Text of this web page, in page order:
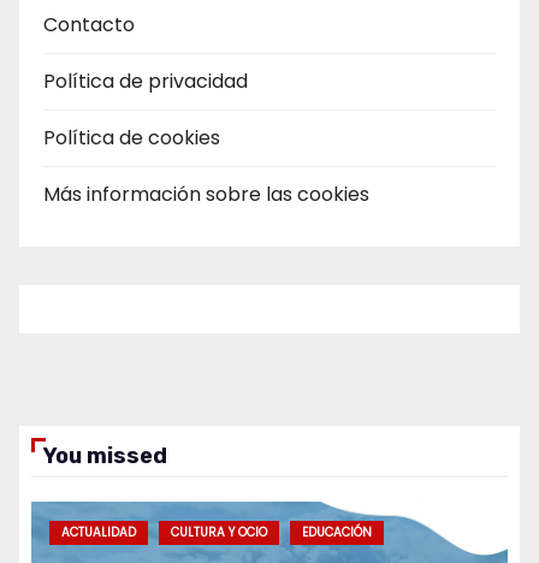
Contacto
Política de privacidad
Política de cookies
Más información sobre las cookies
You missed
ACTUALIDAD CULTURA Y OCIO EDUCACIÓN